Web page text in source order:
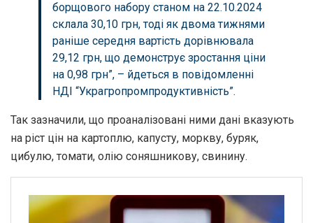
борщового набору станом на 22.10.2024
склала 30,10 грн, тоді як двома тижнями
раніше середня вартість дорівнювала
29,12 грн, що демонструє зростання ціни
на 0,98 грн”, – йдеться в повідомленні
НДІ “Украгропромпродуктивність”.
Так зазначили, що проаналізовані ними дані вказують
на ріст цін на картоплю, капусту, моркву, буряк,
цибулю, томати, олію соняшникову, свинину.